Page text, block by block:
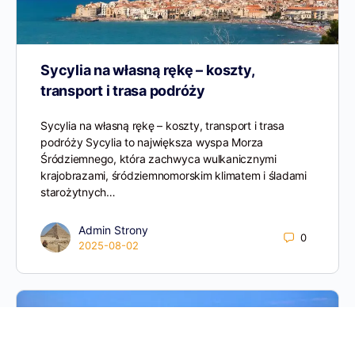
Sycylia na własną rękę – koszty,
transport i trasa podróży
Sycylia na własną rękę – koszty, transport i trasa
podróży Sycylia to największa wyspa Morza
Śródziemnego, która zachwyca wulkanicznymi
krajobrazami, śródziemnomorskim klimatem i śladami
starożytnych…
Admin Strony
2025-08-02
0